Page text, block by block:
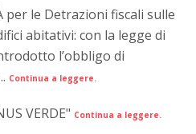
per le Detrazioni fiscali sulle
abitativi: con la legge di
l’obbligo di
Continua a leggere.
VERDE" Continua a leggere.